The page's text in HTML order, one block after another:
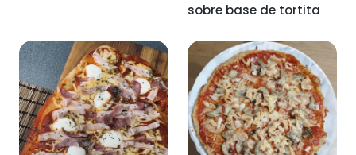
sobre base de tortita